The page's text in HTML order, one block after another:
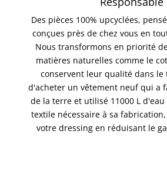
Des pièces 100% upcyclées,
conçues près de chez vous en
Nous transformons en priorité
matières naturelles comme le
conservent leur qualité dans le
d'acheter un vêtement neuf qui a
de la terre et utilisé 11000 L
textile nécessaire à sa
votre dressing en réduisant le